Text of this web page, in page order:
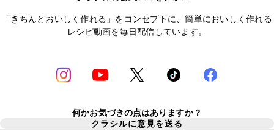
「きちんとおいしく作れる」をコンセプトに、簡単においしく作れる
レシピ動画を毎日配信しています。
何かお気づきの点はありますか？
クラシルに意見を送る